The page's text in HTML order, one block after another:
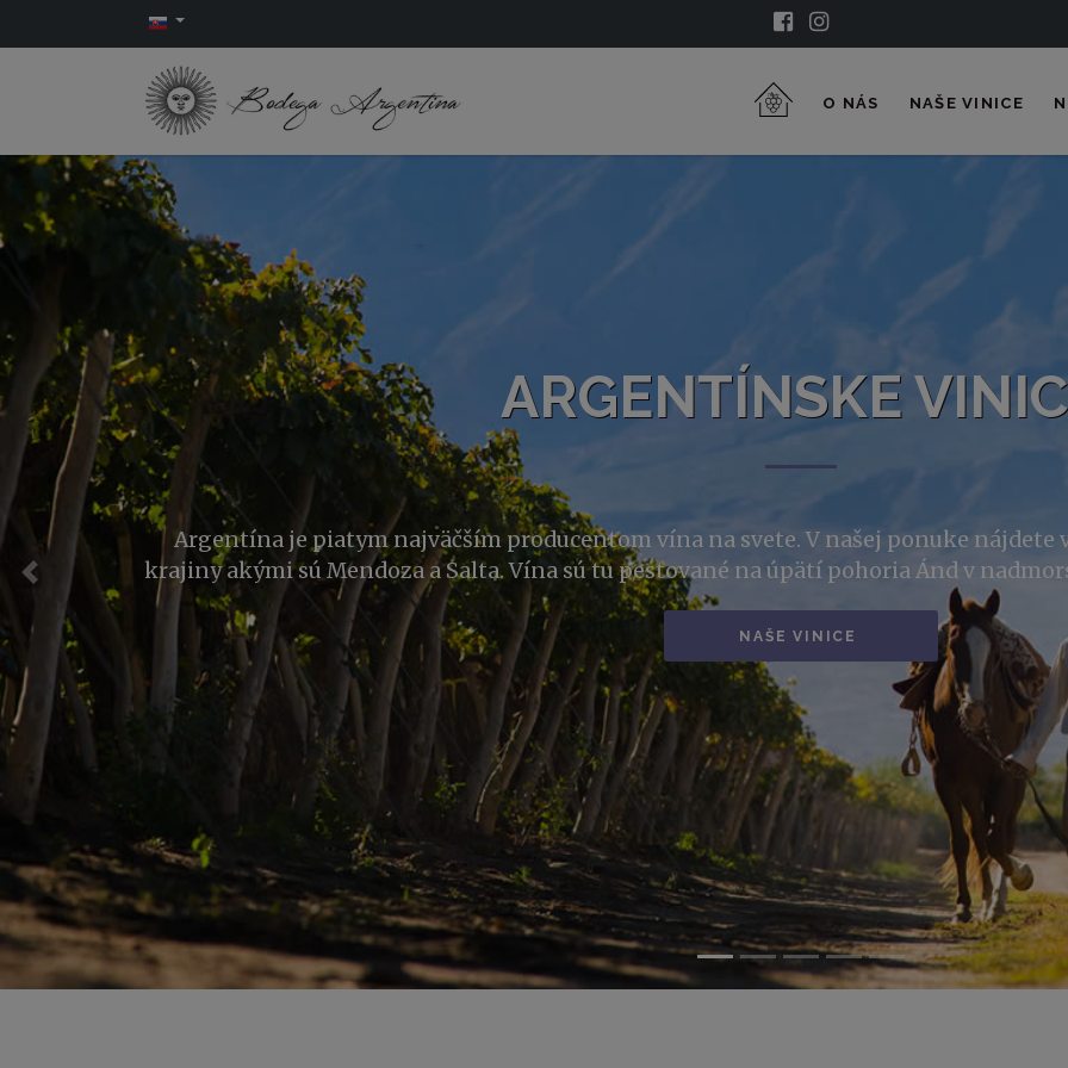
O NÁS NAŠE VINICE
ODRODY
V Argentíne sa pestujú odrody, ktoré boli privezené z Európy, ale aj ich vlastné,
priaznivcov po celom svete. V našej ponuke nájdete výnimočné vína z odrôd
Blanc, Cabernet Sauvignon, Tannat, Merlot či Petit
E-SHOP
Predchádzajúci